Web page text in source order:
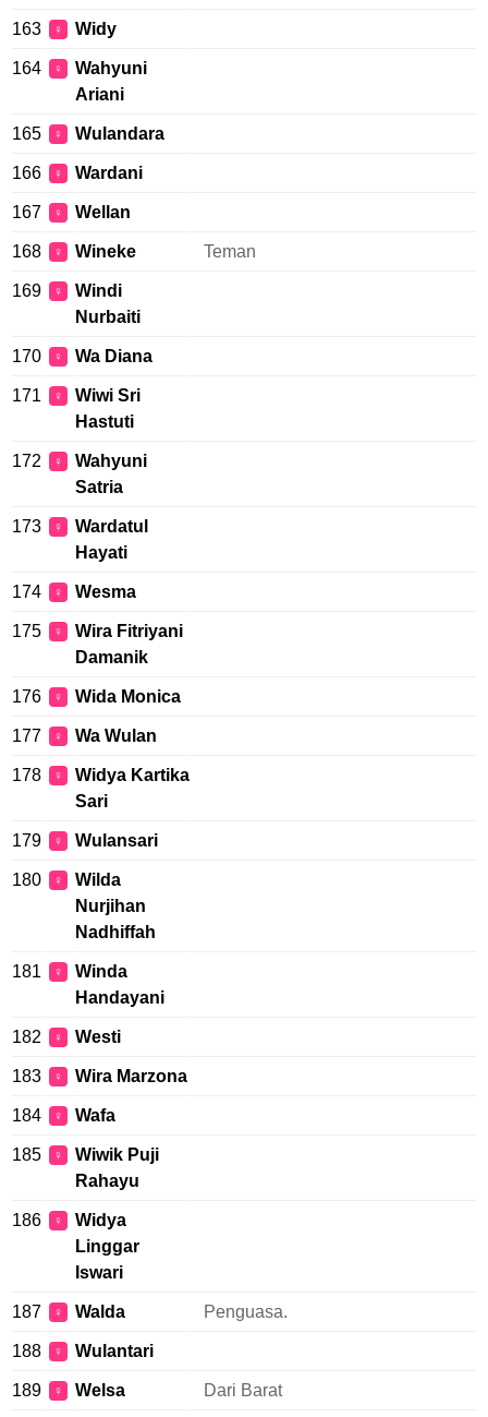
163 ♀ Widy
164 ♀
Wahyuni
Ariani
165 ♀ Wulandara
166 ♀ Wardani
167 ♀ Wellan
168 ♀ Wineke Teman
169 ♀
Windi
Nurbaiti
170 ♀ Wa Diana
171 ♀
Wiwi Sri
Hastuti
172 ♀
Wahyuni
Satria
173 ♀
Wardatul
Hayati
174 ♀ Wesma
175 ♀
Wira Fitriyani
Damanik
176 ♀ Wida Monica
177 ♀ Wa Wulan
178 ♀
Widya Kartika
Sari
179 ♀ Wulansari
180 ♀
Wilda
Nurjihan
Nadhiffah
181 ♀
Winda
Handayani
182 ♀ Westi
183 ♀ Wira Marzona
184 ♀ Wafa
185 ♀
Wiwik Puji
Rahayu
186 ♀
Widya
Linggar
Iswari
187 ♀ Walda Penguasa.
188 ♀ Wulantari
189 ♀ Welsa Dari Barat